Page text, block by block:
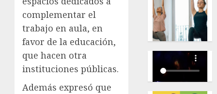
complementar el
trabajo en aula, en
favor de la educación,
que hacen otra
instituciones públicas.
Además expresó que